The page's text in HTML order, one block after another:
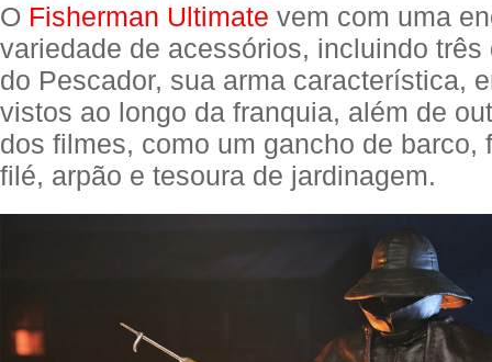
O Fisherman Ultimate vem com uma
variedade de acessórios, incluindo três
do Pescador, sua arma característica,
vistos ao longo da franquia, além de
dos filmes, como um gancho de barco,
filé, arpão e tesoura de jardinagem.